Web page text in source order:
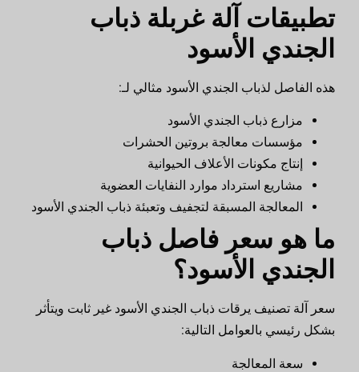
تطبيقات آلة غربلة ذباب
الجندي الأسود
هذه الفاصل لذباب الجندي الأسود مثالي لـ:
مزارع ذباب الجندي الأسود
مؤسسات معالجة بروتين الحشرات
إنتاج مكونات الأعلاف الحيوانية
مشاريع استرداد موارد النفايات العضوية
المعالجة المسبقة لتجفيف وتعبئة ذباب الجندي الأسود
ما هو سعر فاصل ذباب
الجندي الأسود؟
سعر آلة تصنيف يرقات ذباب الجندي الأسود غير ثابت ويتأثر
بشكل رئيسي بالعوامل التالية:
سعة المعالجة